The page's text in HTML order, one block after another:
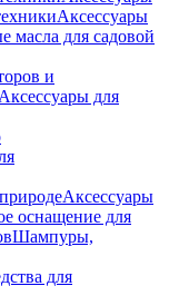
Аксессуары
масла для садовой
и
Аксессуары для
Аксессуары
оснащение для
Шампуры,
для